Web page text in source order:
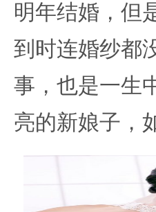
明年结婚，但
到时连婚纱都
事，也是一生
亮的新娘子，